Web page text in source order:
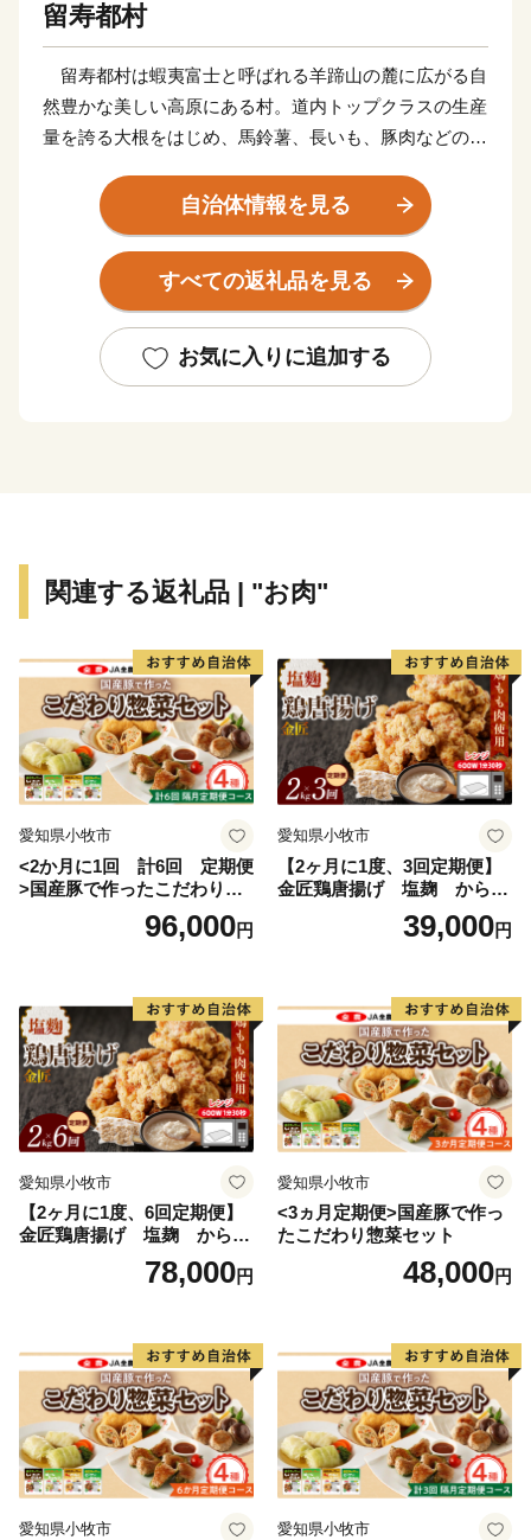
留寿都村
留寿都村は蝦夷富士と呼ばれる羊蹄山の麓に広がる自
然豊かな美しい高原にある村。道内トップクラスの生産
量を誇る大根をはじめ、馬鈴薯、長いも、豚肉などの生
ゾートを中心に、スキー、ゴルフ、パラグライダー、マ
ウンテンバイク、登山など、アウトドアスポーツを楽し
む人々の聖地になっています。
近年は海外からの観光客も増え、国際的な観光地へと
びに来てください！
自治体情報を見る
すべての返礼品を見る
お気に入りに追加する
関連する返礼品 | "お肉"
愛知県小牧市
<2か月に1回 計6回 定期便
>国産豚で作ったこだわり惣
96,000円
愛知県小牧市
【2ヶ月に1度、3回定期便】
金匠鶏唐揚げ 塩麹 からあ
39,000円
愛知県小牧市
【2ヶ月に1度、6回定期便】
金匠鶏唐揚げ 塩麹 からあ
78,000円
愛知県小牧市
<3ヵ月定期便>国産豚で作っ
たこだわり惣菜セット
48,000円
愛知県小牧市 愛知県小牧市